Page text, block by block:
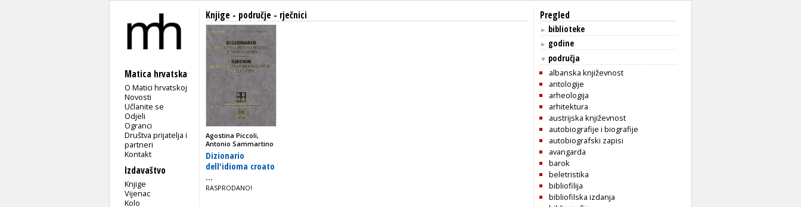
Matica hrvatska
O Matici hrvatskoj
Novosti
Učlanite se
Odjeli
Ogranci
Društva prijatelja i
partneri
Kontakt
Izdavaštvo
Knjige
Vijenac
Kolo
Knjige - područje - rječnici
Agostina Piccoli,
Antonio Sammartino
Dizionario
dell'idioma croato
...
RASPRODANO!
Pregled
► biblioteke
► godine
▼ područja
albanska književnost
antologije
arheologija
arhitektura
austrijska književnost
autobiografije i biografije
autobiografski zapisi
avangarda
barok
beletristika
bibliofilija
bibliofilska izdanja